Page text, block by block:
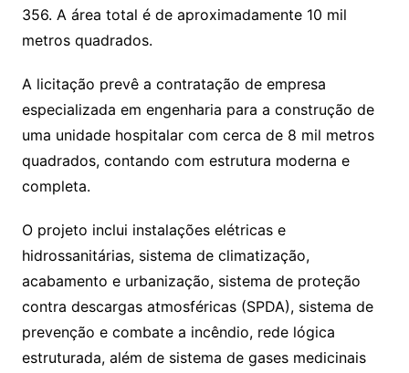
356. A área total é de aproximadamente 10 mil
metros quadrados.
A licitação prevê a contratação de empresa
especializada em engenharia para a construção de
uma unidade hospitalar com cerca de 8 mil metros
quadrados, contando com estrutura moderna e
completa.
O projeto inclui instalações elétricas e
hidrossanitárias, sistema de climatização,
acabamento e urbanização, sistema de proteção
contra descargas atmosféricas (SPDA), sistema de
prevenção e combate a incêndio, rede lógica
estruturada, além de sistema de gases medicinais